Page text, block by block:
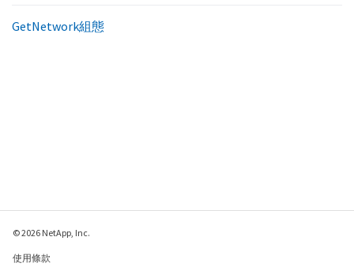
GetNetwork組態
© 2026 NetApp, Inc.
使用條款